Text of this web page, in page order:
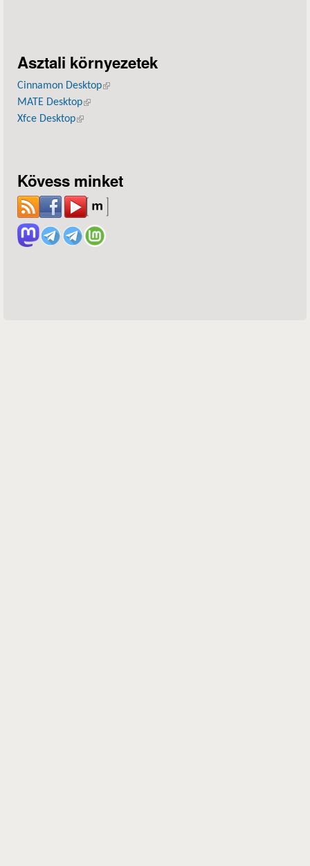
Asztali környezetek
Cinnamon Desktop(külső hivatkozás)
MATE Desktop(külső hivatkozás)
Xfce Desktop(külső hivatkozás)
Kövess minket